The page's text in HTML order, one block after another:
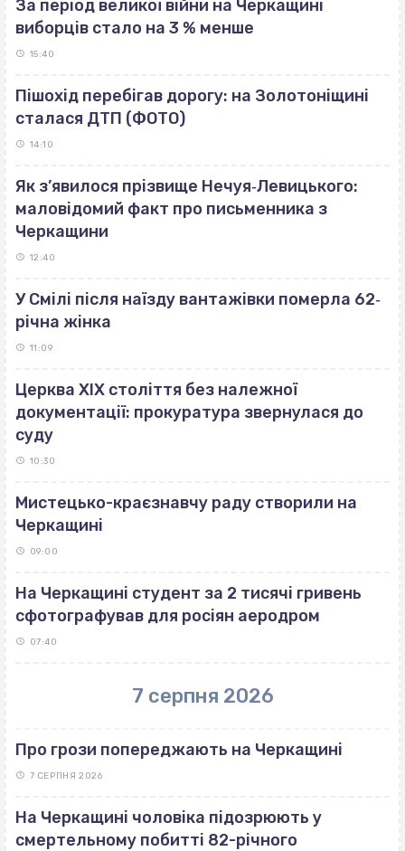
За період великої війни на Черкащині
виборців стало на 3 % менше
15:40
Пішохід перебігав дорогу: на Золотоніщині
сталася ДТП (ФОТО)
14:10
Як з’явилося прізвище Нечуя‐Левицького:
маловідомий факт про письменника з
Черкащини
12:40
У Смілі після наїзду вантажівки померла 62‐
річна жінка
11:09
Церква ХІХ століття без належної
документації: прокуратура звернулася до
суду
10:30
Мистецько-краєзнавчу раду створили на
Черкащині
09:00
На Черкащині студент за 2 тисячі гривень
сфотографував для росіян аеродром
07:40
7 серпня 2026
Про грози попереджають на Черкащині
7 СЕРПНЯ 2026
На Черкащині чоловіка підозрюють у
смертельному побитті 82-річного